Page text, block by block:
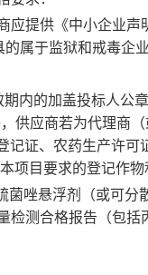
应提供《中小企业
属于监狱和戒毒企
内的加盖投标人公
供应商若为代理商
记证、农药生产许可
项目要求的登记作物
菌唑悬浮剂（或可
检测合格报告（包